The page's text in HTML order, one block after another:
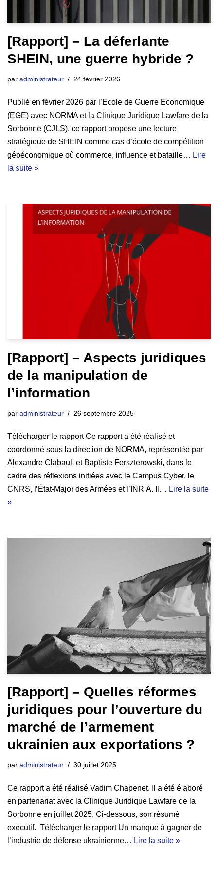
[Rapport] – La déferlante
SHEIN, une guerre hybride ?
par administrateur 24 février 2026
Publié en février 2026 par l’Ecole de Guerre Économique
(EGE) avec NORMA et la Clinique Juridique Lawfare de la
Sorbonne (CJLS), ce rapport propose une lecture
stratégique de SHEIN comme cas d’école de compétition
géoéconomique où commerce, influence et bataille… Lire
la suite »
[Rapport] – Aspects juridiques
de la manipulation de
l’information
par administrateur 26 septembre 2025
Télécharger le rapport Ce rapport a été réalisé et
coordonné sous la direction de NORMA, représentée par
Alexandre Clabault et Baptiste Ferszterowski, dans le
cadre des réflexions initiées avec le Campus Cyber, le
CNRS, l’État-Major des Armées et l’INRIA. Il… Lire la suite
»
[Rapport] – Quelles réformes
juridiques pour l’ouverture du
marché de l’armement
ukrainien aux exportations ?
par administrateur 30 juillet 2025
Ce rapport a été réalisé Vadim Chapenet. Il a été élaboré
en partenariat avec la Clinique Juridique Lawfare de la
Sorbonne en juillet 2025. Ci-dessous, son résumé
exécutif. Télécharger le rapport Un manque à gagner de
l’industrie de défense ukrainienne… Lire la suite »